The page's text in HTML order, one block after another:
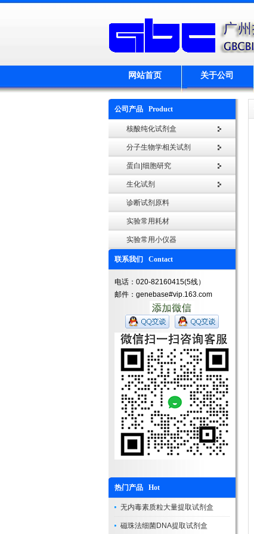
网站首页 关于公司
公司产品 Product
核酸纯化试剂盒
分子生物学相关试剂
蛋白|细胞研究
生化试剂
诊断试剂原料
实验常用耗材
实验常用小仪器
联系我们 Contact
电话：020-82160415(5线）
邮件：genebase#vip.163.com
热门产品 Hot
无内毒素质粒大量提取试剂盒
磁珠法细菌DNA提取试剂盒